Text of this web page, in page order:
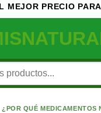
MEJOR PRECIO
¿POR QUÉ MEDICAMENTOS